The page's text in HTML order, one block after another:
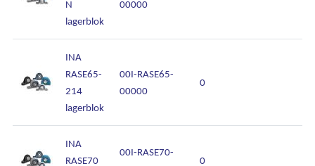
N
lagerblok
00000
INA
RASE65-
214
lagerblok
00I-RASE65-
00000
0
INA
RASE70
00I-RASE70-
0